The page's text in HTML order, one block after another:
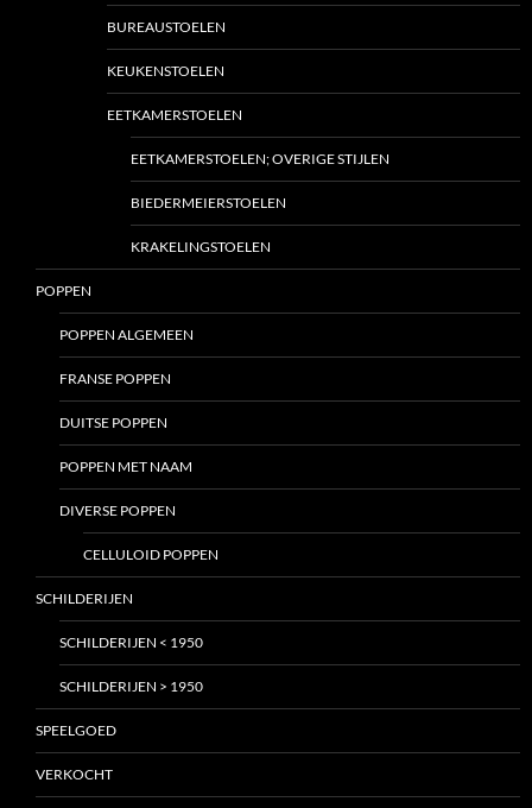
BUREAUSTOELEN
KEUKENSTOELEN
EETKAMERSTOELEN
EETKAMERSTOELEN; OVERIGE STIJLEN
BIEDERMEIERSTOELEN
KRAKELINGSTOELEN
POPPEN
POPPEN ALGEMEEN
FRANSE POPPEN
DUITSE POPPEN
POPPEN MET NAAM
DIVERSE POPPEN
CELLULOID POPPEN
SCHILDERIJEN
SCHILDERIJEN < 1950
SCHILDERIJEN > 1950
SPEELGOED
VERKOCHT